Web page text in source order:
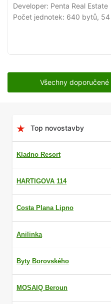
Developer: Penta Real Estate
Počet jednotek: 640 bytů, 54
Všechny
Top novostavby
Kladno Resort
HARTIGOVA 114
Costa Plana Lipno
Anilinka
Byty Borovského
MOSAIQ Beroun